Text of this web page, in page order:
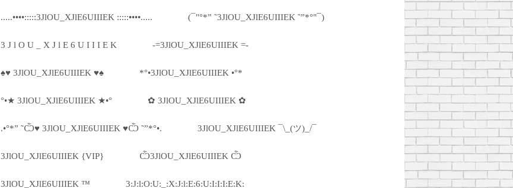
.....••••:::::3JlOU_XJlE6UIIIEK :::::••••..... (¯"°*” ˜3JlOU_XJlE6UIIIEK ˜”*°"¯)
3 J l O U _ X J l E 6 U I I I E K -=3JlOU_XJlE6UIIIEK =-
♠♥ 3JlOU_XJlE6UIIIEK ♥♠ *°•3JlOU_XJlE6UIIIEK •°*
°•★ 3JlOU_XJlE6UIIIEK ★•° ✿ 3JlOU_XJlE6UIIIEK ✿
.•°*” ˜Ѽ♥ 3JlOU_XJlE6UIIIEK ♥Ѽ ˜”*°•. 3JlOU_XJlE6UIIIEK ¯\_(ツ)_/¯
3JlOU_XJlE6UIIIEK {VIP} Ѽ3JlOU_XJlE6UIIIEK Ѽ
3JlOU_XJlE6UIIIEK ™ 3:J:l:O:U:_:X:J:l:E:6:U:I:I:I:E:K: